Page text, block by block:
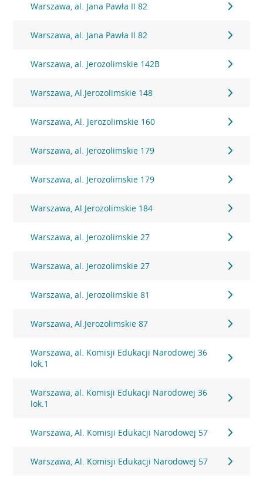
Warszawa, al. Jana Pawła II 82
Warszawa, al. Jana Pawła II 82
Warszawa, al. Jerozolimskie 142B
Warszawa, Al.Jerozolimskie 148
Warszawa, Al. Jerozolimskie 160
Warszawa, al. Jerozolimskie 179
Warszawa, al. Jerozolimskie 179
Warszawa, Al.Jerozolimskie 184
Warszawa, al. Jerozolimskie 27
Warszawa, al. Jerozolimskie 27
Warszawa, al. Jerozolimskie 81
Warszawa, Al.Jerozolimskie 87
Warszawa, al. Komisji Edukacji Narodowej 36
lok.1
Warszawa, al. Komisji Edukacji Narodowej 36
lok.1
Warszawa, Al. Komisji Edukacji Narodowej 57
Warszawa, Al. Komisji Edukacji Narodowej 57